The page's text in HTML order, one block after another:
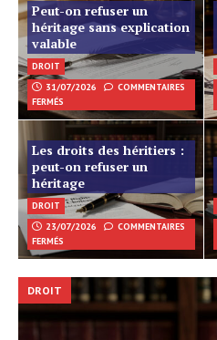
Peut-on refuser un
héritage sans explication
valable
DROIT
31/07/2026
COMMENTAIRES
FERMÉS
Les droits des héritiers :
peut-on refuser un
héritage
DROIT
23/07/2026
COMMENTAIRES
FERMÉS
DROIT